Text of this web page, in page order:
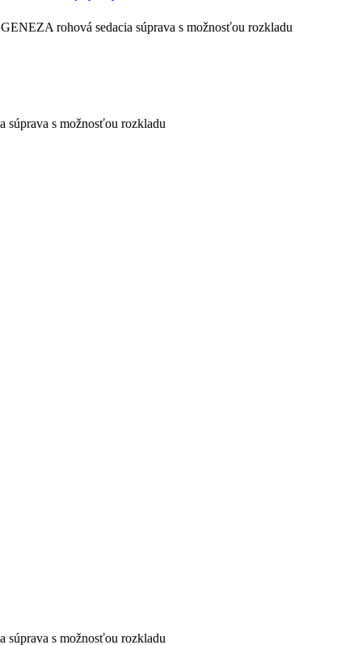
GENEZA rohová sedacia súprava s možnosťou rozkladu